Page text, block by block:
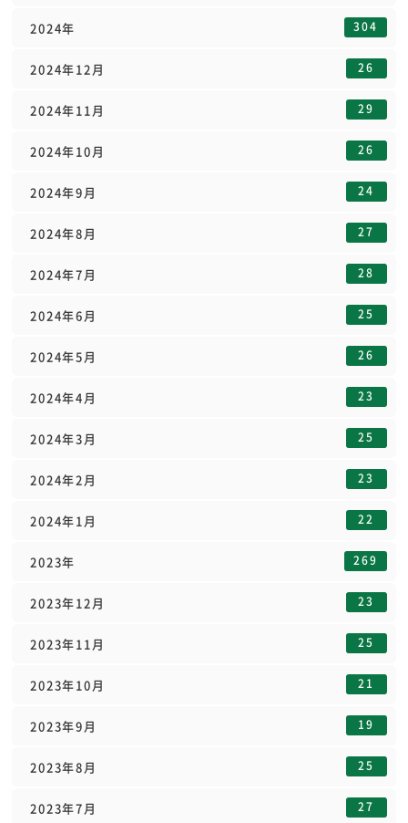
2024年 304
2024年12月 26
2024年11月 29
2024年10月 26
2024年9月 24
2024年8月 27
2024年7月 28
2024年6月 25
2024年5月 26
2024年4月 23
2024年3月 25
2024年2月 23
2024年1月 22
2023年 269
2023年12月 23
2023年11月 25
2023年10月 21
2023年9月 19
2023年8月 25
2023年7月 27